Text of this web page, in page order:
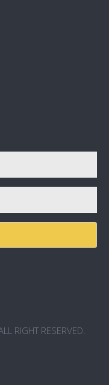
RIGHT RESERVED.